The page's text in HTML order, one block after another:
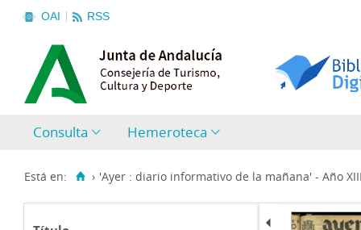
OAI RSS
Consulta Hemeroteca
Está en: › 'Ayer : diario informativo de la mañana' - Año